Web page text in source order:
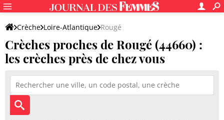
Crèche Loire-Atlantique Rougé
Crèches proches de Rougé (44660) :
les crèches près de chez vous